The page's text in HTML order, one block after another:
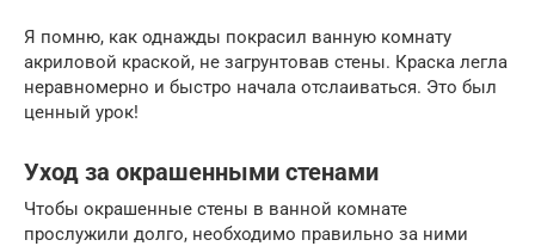
Я помню, как однажды покрасил ванную комнату
акриловой краской, не загрунтовав стены. Краска легла
неравномерно и быстро начала отслаиваться. Это был
ценный урок!
Уход за окрашенными стенами
Чтобы окрашенные стены в ванной комнате
прослужили долго, необходимо правильно за ними